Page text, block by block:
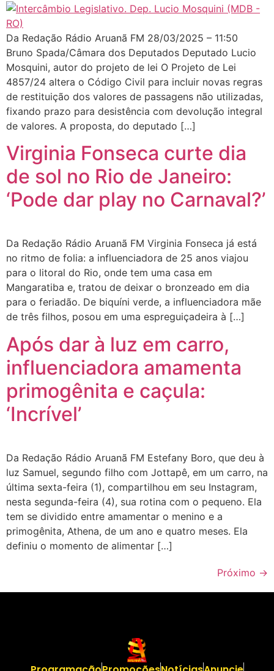
Da Redação Rádio Aruanã FM 28/03/2025 – 11:50
Bruno Spada/Câmara dos Deputados Deputado Lucio
Mosquini, autor do projeto de lei O Projeto de Lei
4857/24 altera o Código Civil para incluir novas regras
de restituição dos valores de passagens não utilizadas,
fixando prazo para desistência com devolução integral
de valores. A proposta, do deputado […]
Virginia Fonseca curte dia
de sol no Rio de Janeiro:
‘Pode dar play no Carnaval?’
Da Redação Rádio Aruanã FM Virginia Fonseca já está
no ritmo de folia: a influenciadora de 25 anos viajou
para o litoral do Rio, onde tem uma casa em
Mangaratiba e, tratou de deixar o bronzeado em dia
para o feriadão. De biquíni verde, a influenciadora mãe
de três filhos, posou em uma espreguiçadeira à […]
Após dar à luz em carro,
influenciadora amamenta
primogênita e caçula:
‘Incrível’
Da Redação Rádio Aruanã FM Estefany Boro, que deu à
luz Samuel, segundo filho com Jottapê, em um carro, na
última sexta-feira (1), compartilhou em seu Instagram,
nesta segunda-feira (4), sua rotina com o pequeno. Ela
tem se dividido entre amamentar o menino e a
primogênita, Athena, de um ano e quatro meses. Ela
definiu o momento de alimentar […]
Próximo →